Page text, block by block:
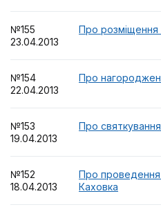
№155
23.04.2013
Про розміщення
№154
22.04.2013
Про
№153
19.04.2013
Про
№152
18.04.2013
Про проведення
Каховка